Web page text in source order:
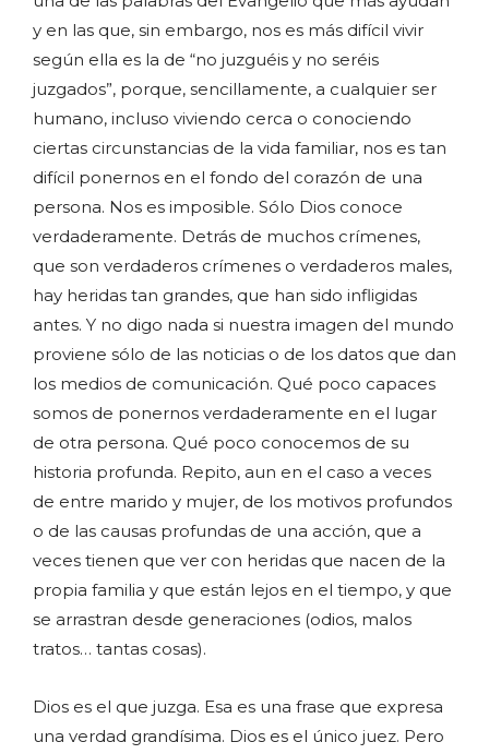
y en las que, sin embargo, nos es más difícil vivir
según ella es la de “no juzguéis y no seréis
juzgados”, porque, sencillamente, a cualquier ser
humano, incluso viviendo cerca o conociendo
ciertas circunstancias de la vida familiar, nos es tan
difícil ponernos en el fondo del corazón de una
persona. Nos es imposible. Sólo Dios conoce
verdaderamente. Detrás de muchos crímenes,
que son verdaderos crímenes o verdaderos males,
hay heridas tan grandes, que han sido infligidas
antes. Y no digo nada si nuestra imagen del mundo
proviene sólo de las noticias o de los datos que dan
los medios de comunicación. Qué poco capaces
somos de ponernos verdaderamente en el lugar
de otra persona. Qué poco conocemos de su
historia profunda. Repito, aun en el caso a veces
de entre marido y mujer, de los motivos profundos
o de las causas profundas de una acción, que a
veces tienen que ver con heridas que nacen de la
propia familia y que están lejos en el tiempo, y que
se arrastran desde generaciones (odios, malos
tratos… tantas cosas).
Dios es el que juzga. Esa es una frase que expresa
una verdad grandísima. Dios es el único juez. Pero